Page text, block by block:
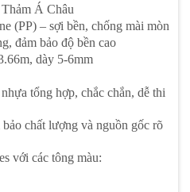
Á Châu
(PP) – sợi bền, chống mài mòn
đảm bảo độ bền cao
dày 5-6mm
tổng hợp, chắc chắn, dễ thi
chất lượng và nguồn gốc rõ
với các tông màu: